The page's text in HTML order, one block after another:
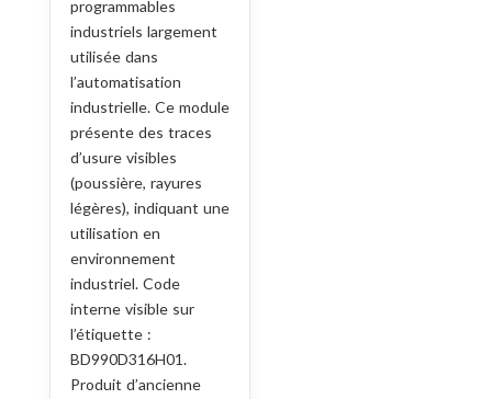
programmables
industriels largement
utilisée dans
l’automatisation
industrielle. Ce module
présente des traces
d’usure visibles
(poussière, rayures
légères), indiquant une
utilisation en
environnement
industriel. Code
interne visible sur
l’étiquette :
BD990D316H01.
Produit d’ancienne